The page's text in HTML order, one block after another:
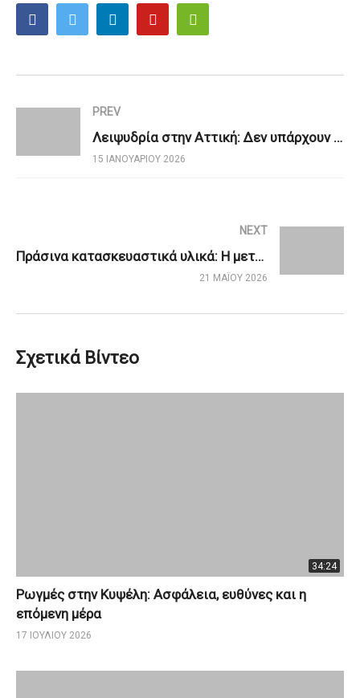
PREV
Λειψυδρία στην Αττική: Δεν υπάρχουν περιθώρια εφησυχασμού – Απαιτούνται μακροχρόνιες λύσεις
15 ΙΑΝΟΥΑΡΊΟΥ 2026
NEXT
Πράσινα κατασκευαστικά υλικά: Η μετάβαση στις κλιματικά ουδέτερες πόλεις
21 ΜΑΪ́ΟΥ 2026
Σχετικά Βίντεο
34:24
Ρωγμές στην Κυψέλη: Ασφάλεια, ευθύνες και η
επόμενη μέρα
17 ΙΟΥΛΊΟΥ 2026